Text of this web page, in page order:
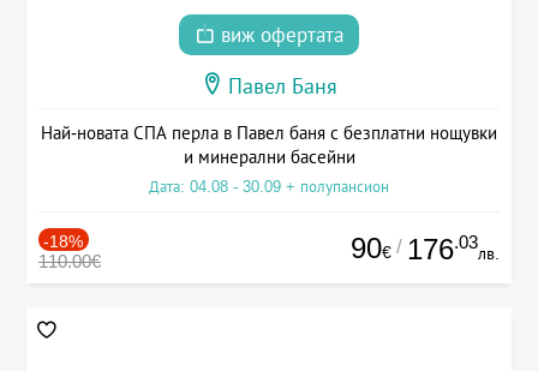
виж офертата
Павел Баня
Най-новата СПА перла в Павел баня с безплатни нощувки
и минерални басейни
Дата: 04.08 - 30.09 + полупансион
-18%
110.00€ 90€ / 176.03
лв.